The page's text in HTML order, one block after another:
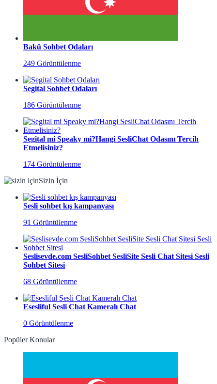
Bakü Sohbet Odaları
249 Görüntülenme
Segital Sohbet Odaları
186 Görüntülenme
Segital mi Speaky mi?Hangi SesliChat Odasını Tercih
Etmelisiniz?
174 Görüntülenme
Sizin İçin
Sesli sohbet kış kampanyası
91 Görüntülenme
Seslisevde.com SesliSohbet SesliSite Sesli Chat Sitesi Sesli
Sohbet Sitesi
68 Görüntülenme
Esesliful Sesli Chat Kameralı Chat
0 Görüntülenme
Popüler Konular